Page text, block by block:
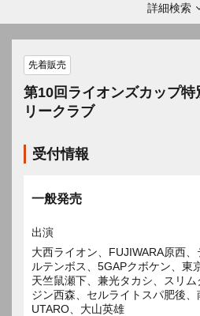
詳細検索
先着販売
第10回ライオンズカップ
リークラブ
受付情報
一般発売
出演
大西ライオン、FUJIWARA原西
ルテンボス、5GAPクボケン、東
天竺鼠瀬下、兼光タカシ、スリ
ジン西森、セルライトスパ肥後
UTARO、大山英雄